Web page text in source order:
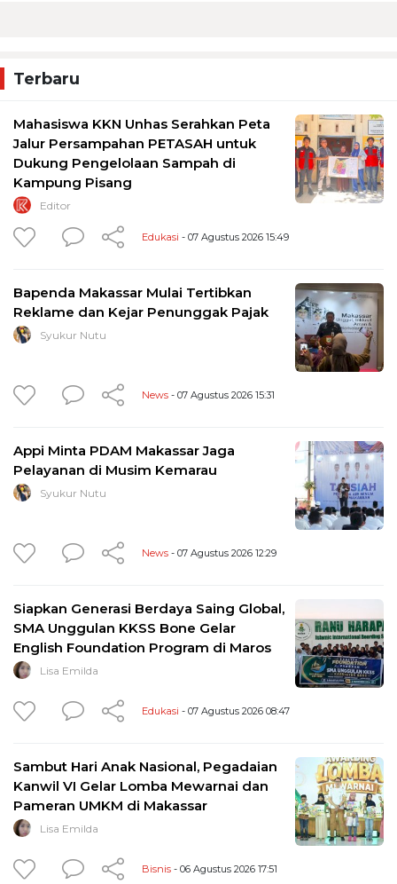
Terbaru
Mahasiswa KKN Unhas Serahkan Peta
Jalur Persampahan PETASAH untuk
Dukung Pengelolaan Sampah di
Kampung Pisang
Editor
Edukasi - 07 Agustus 2026 15:49
Bapenda Makassar Mulai Tertibkan
Reklame dan Kejar Penunggak Pajak
Syukur Nutu
News - 07 Agustus 2026 15:31
Appi Minta PDAM Makassar Jaga
Pelayanan di Musim Kemarau
Syukur Nutu
News - 07 Agustus 2026 12:29
Siapkan Generasi Berdaya Saing Global,
SMA Unggulan KKSS Bone Gelar
English Foundation Program di Maros
Lisa Emilda
Edukasi - 07 Agustus 2026 08:47
Sambut Hari Anak Nasional, Pegadaian
Kanwil VI Gelar Lomba Mewarnai dan
Pameran UMKM di Makassar
Lisa Emilda
Bisnis - 06 Agustus 2026 17:51